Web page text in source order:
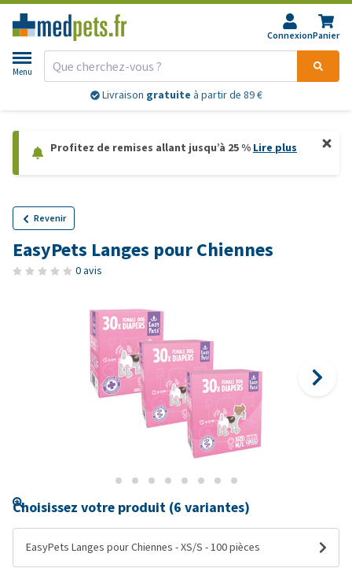
ConnexionPanier
Menu
Livraison gratuite à partir de 89 €
Profitez de remises allant jusqu’à 25 % Lire plus
Revenir
EasyPets Langes pour Chiennes
0 avis
Choisissez votre produit (6 variantes)
EasyPets Langes pour Chiennes - XS/S - 100 pièces